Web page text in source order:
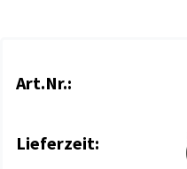
Art.Nr.:
Lieferzeit: